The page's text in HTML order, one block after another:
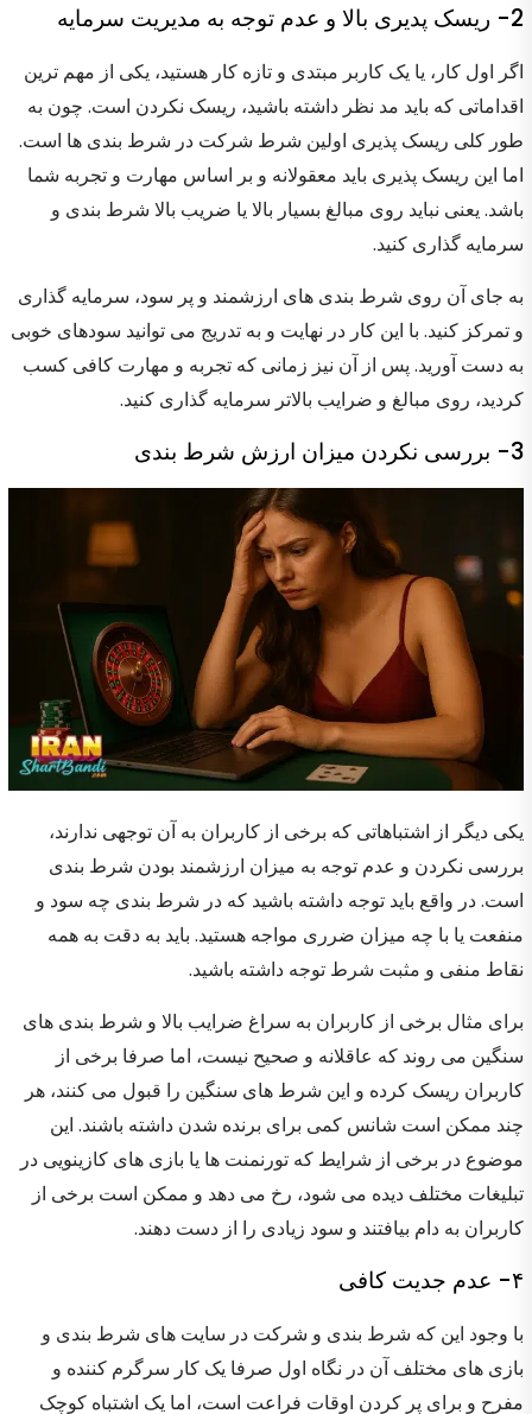
2- ریسک پدیری بالا و عدم توجه به مدیریت سرمایه
اگر اول کار، یا یک کاربر مبتدی و تازه کار هستید، یکی از مهم ترین
اقداماتی که باید مد نظر داشته باشید، ریسک نکردن است. چون به
طور کلی ریسک پذیری اولین شرط شرکت در شرط بندی ها است.
اما این ریسک پذیری باید معقولانه و بر اساس مهارت و تجربه شما
باشد. یعنی نباید روی مبالغ بسیار بالا یا ضریب بالا شرط بندی و
سرمایه گذاری کنید.
به جای آن روی شرط بندی های ارزشمند و پر سود، سرمایه گذاری
و تمرکز کنید. با این کار در نهایت و به تدریج می توانید سودهای خوبی
به دست آورید. پس از آن نیز زمانی که تجربه و مهارت کافی کسب
کردید، روی مبالغ و ضرایب بالاتر سرمایه گذاری کنید.
3- بررسی نکردن میزان ارزش شرط بندی
یکی دیگر از اشتباهاتی که برخی از کاربران به آن توجهی ندارند،
بررسی نکردن و عدم توجه به میزان ارزشمند بودن شرط بندی
است. در واقع باید توجه داشته باشید که در شرط بندی چه سود و
منفعت یا با چه میزان ضرری مواجه هستید. باید به دقت به همه
نقاط منفی و مثبت شرط توجه داشته باشید.
برای مثال برخی از کاربران به سراغ ضرایب بالا و شرط بندی های
سنگین می روند که عاقلانه و صحیح نیست، اما صرفا برخی از
کاربران ریسک کرده و این شرط های سنگین را قبول می کنند، هر
چند ممکن است شانس کمی برای برنده شدن داشته باشند. این
موضوع در برخی از شرایط که تورنمنت ها یا بازی های کازینویی در
تبلیغات مختلف دیده می شود، رخ می دهد و ممکن است برخی از
کاربران به دام بیافتند و سود زیادی را از دست دهند.
۴- عدم جدیت کافی
با وجود این که شرط بندی و شرکت در سایت های شرط بندی و
بازی های مختلف آن در نگاه اول صرفا یک کار سرگرم کننده و
مفرح و برای پر کردن اوقات فراعت است، اما یک اشتباه کوچک